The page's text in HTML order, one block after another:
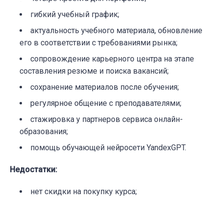
гибкий учебный график;
актуальность учебного материала, обновление
его в соответствии с требованиями рынка;
сопровождение карьерного центра на этапе
составления резюме и поиска вакансий;
сохранение материалов после обучения;
регулярное общение с преподавателями;
стажировка у партнеров сервиса онлайн-
образования;
помощь обучающей нейросети YandexGPT.
Недостатки:
нет скидки на покупку курса;